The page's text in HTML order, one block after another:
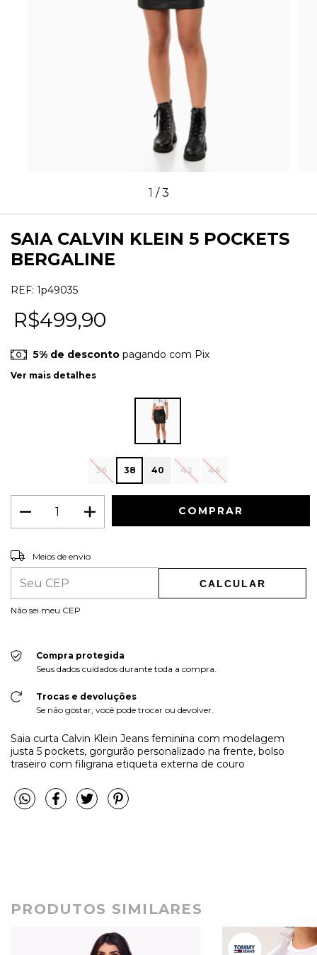
1 /3
SAIA CALVIN KLEIN 5 POCKETS
BERGALINE
REF: 1p49035
R$499,90
5% de desconto pagando com Pix
Ver mais detalhes
36 38 40 42 44
Entregas para o CEP:
Meios de envio
CALCULAR
Não sei meu CEP
Compra protegida
Seus dados cuidados durante toda a compra.
Trocas e devoluções
Se não gostar, você pode trocar ou devolver.
Saia curta Calvin Klein Jeans feminina com modelagem
justa 5 pockets, gorgurão personalizado na frente, bolso
traseiro com filigrana etiqueta externa de couro
PRODUTOS SIMILARES